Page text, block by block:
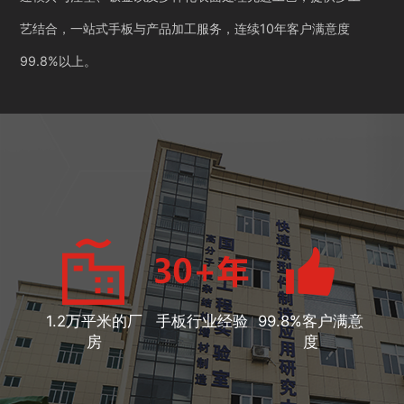
艺结合，一站式手板与产品加工服务，连续10年客户满意度
99.8%以上。
1.2万平米的厂
房
手板行业经验 99.8%客户满意
度